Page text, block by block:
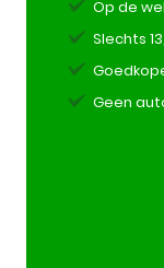
Op de
Slechts
Geen